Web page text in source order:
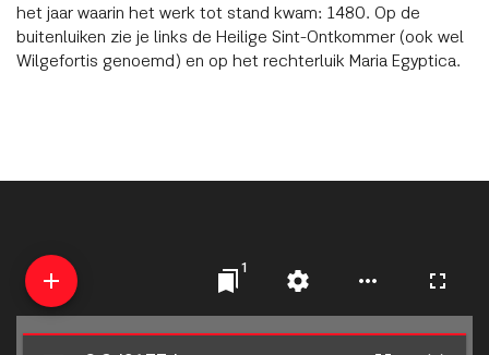
het jaar waarin het werk tot stand kwam: 1480. Op de
buitenluiken zie je links de Heilige Sint-Ontkommer (ook wel
Wilgefortis genoemd) en op het rechterluik Maria Egyptica.
1